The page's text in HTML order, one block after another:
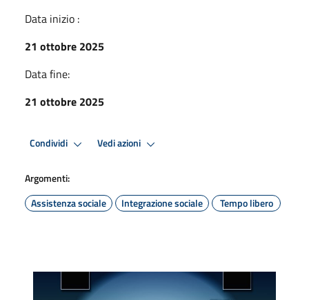
Data inizio :
21 ottobre 2025
Data fine:
21 ottobre 2025
Condividi Vedi azioni
Argomenti:
Assistenza sociale
Integrazione sociale Tempo libero